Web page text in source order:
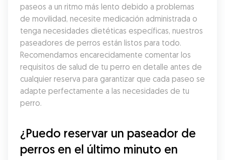
paseos a un ritmo más lento debido a problemas
de movilidad, necesite medicación administrada o
tenga necesidades dietéticas específicas, nuestros
paseadores de perros están listos para todo.
Recomendamos encarecidamente comentar los
requisitos de salud de tu perro en detalle antes de
cualquier reserva para garantizar que cada paseo se
adapte perfectamente a las necesidades de tu
perro.
¿Puedo reservar un paseador de
perros en el último minuto en